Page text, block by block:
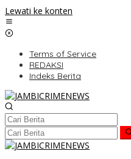
Lewati ke konten
Terms of Service
REDAKSI
Indeks Berita